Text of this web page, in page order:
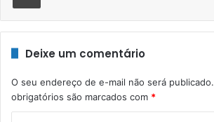
Deixe um comentário
O seu endereço de e-mail não será publicado.
obrigatórios são marcados com *